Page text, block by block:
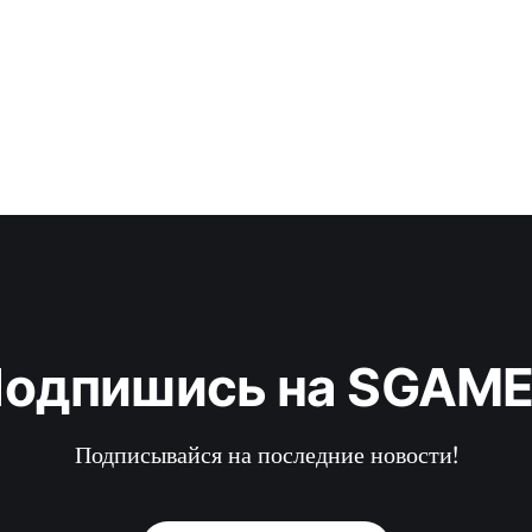
на
Подписывайся на последние новости!